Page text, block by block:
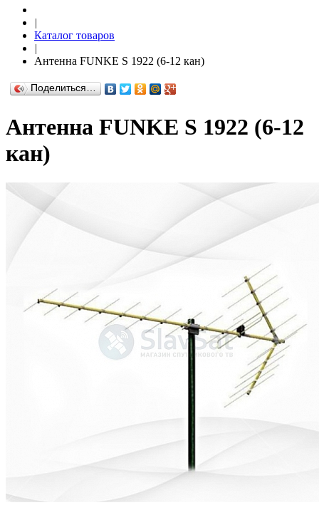
|
Каталог товаров
|
Антенна FUNKE S 1922 (6-12 кан)
Поделиться…
Антенна FUNKE S 1922 (6-12
кан)